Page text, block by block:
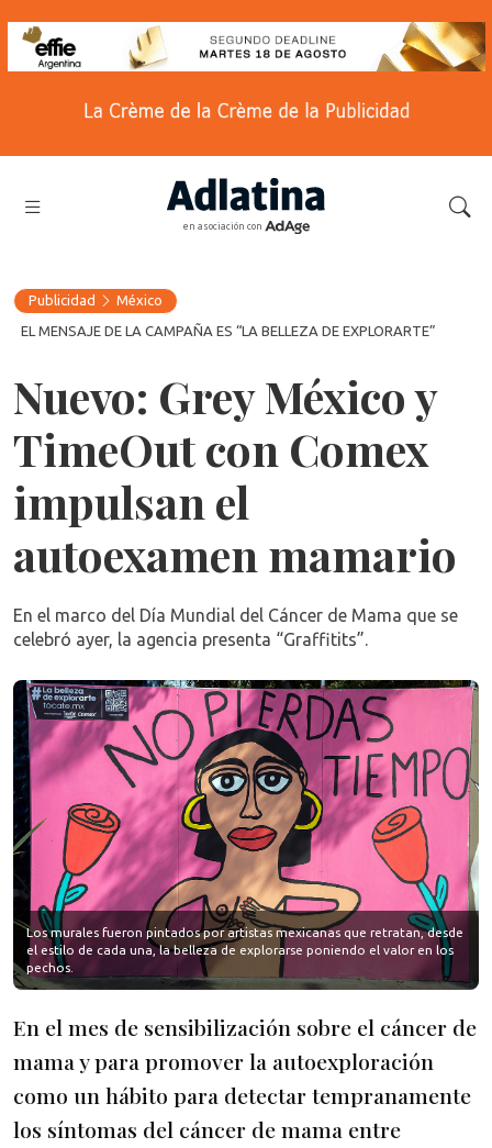
en asociación con
Publicidad
México
EL MENSAJE DE LA CAMPAÑA ES “LA BELLEZA DE EXPLORARTE”
Nuevo: Grey México y
TimeOut con Comex
impulsan el
autoexamen mamario
En el marco del Día Mundial del Cáncer de Mama que se
celebró ayer, la agencia presenta “Graffitits”.
Los murales fueron pintados por artistas mexicanas que retratan, desde
el estilo de cada una, la belleza de explorarse poniendo el valor en los
pechos.
En el mes de sensibilización sobre el cáncer de
mama y para promover la autoexploración
como un hábito para detectar tempranamente
los síntomas del cáncer de mama entre